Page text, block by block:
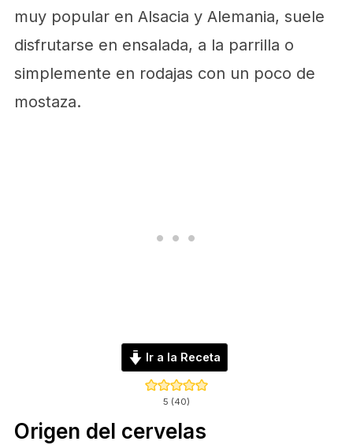
muy popular en Alsacia y Alemania, suele
disfrutarse en ensalada, a la parrilla o
simplemente en rodajas con un poco de
mostaza.
Ir a la Receta
5 (40)
Origen del cervelas